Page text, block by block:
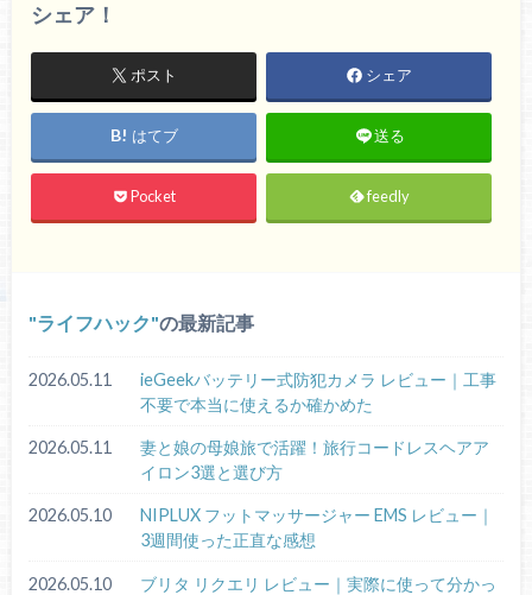
シェア！
ポスト シェア
はてブ 送る
Pocket feedly
ライフハック の最新記事
2026.05.11
ieGeekバッテリー式防犯カメラ レビュー｜工事
不要で本当に使えるか確かめた
2026.05.11
妻と娘の母娘旅で活躍！旅行コードレスヘアア
イロン3選と選び方
2026.05.10
NIPLUX フットマッサージャー EMS レビュー｜
3週間使った正直な感想
2026.05.10
ブリタ リクエリ レビュー｜実際に使って分かっ